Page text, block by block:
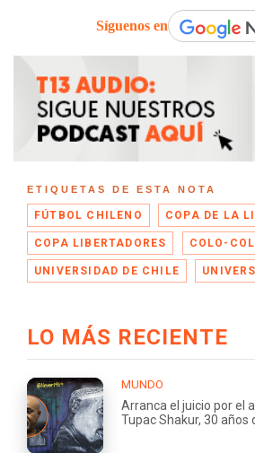
Síguenos en
ETIQUETAS DE ESTA NOTA
FÚTBOL CHILENO COPA DE LA
COPA LIBERTADORES COLO-
UNIVERSIDAD DE CHILE
LO MÁS RECIENTE
MUNDO
Arranca el juicio por el
Tupac Shakur, 30 años